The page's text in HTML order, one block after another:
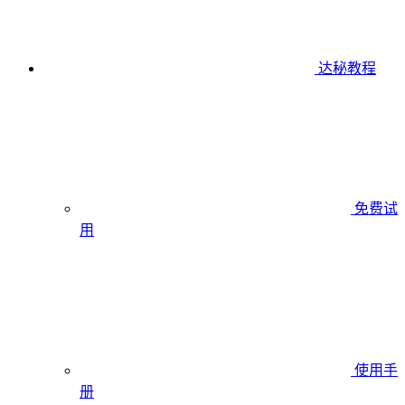
达秘教程
免费试
用
使用手
册